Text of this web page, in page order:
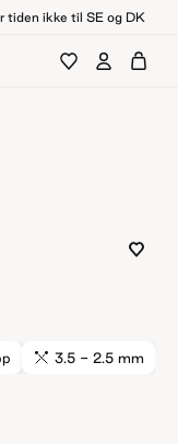
tiden ikke til SE og DK
3.5 - 2.5 mm